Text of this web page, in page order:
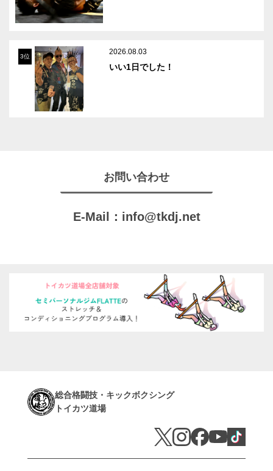
3位
2026.08.03
いい1日でした！
お問い合わせ
E-Mail： info@tkdj.net
総合格闘技・キックボクシング
トイカツ道場